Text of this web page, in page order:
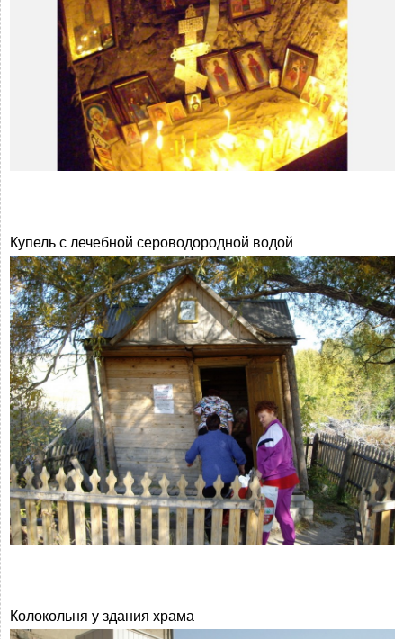
Купель с лечебной сероводородной водой
Колокольня у здания храма